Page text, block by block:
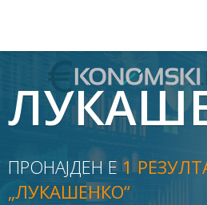
АКТУЕЛНО
ЕКОНОМИЈА
ФИНАНСИИ
БАНКАРСТВО
ПРОНАЈДЕН Е1
„ЛУКАШЕНКО“